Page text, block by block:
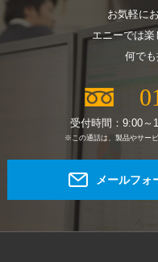
お気軽に
エニーでは楽
何で
受付時間：9:00～
※この通話は、製品やサー
メールフォ